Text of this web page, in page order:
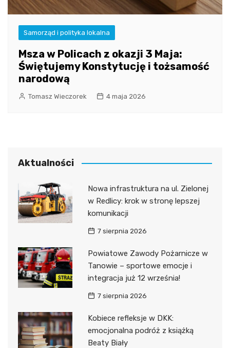
Samorząd i polityka lokalna
Msza w Policach z okazji 3 Maja:
Świętujemy Konstytucję i tożsamość
narodową
Tomasz Wieczorek 4 maja 2026
Aktualności
Nowa infrastruktura na ul. Zielonej
w Redlicy: krok w stronę lepszej
komunikacji
7 sierpnia 2026
Powiatowe Zawody Pożarnicze w
Tanowie – sportowe emocje i
integracja już 12 września!
7 sierpnia 2026
Kobiece refleksje w DKK:
emocjonalna podróż z książką
Beaty Biały